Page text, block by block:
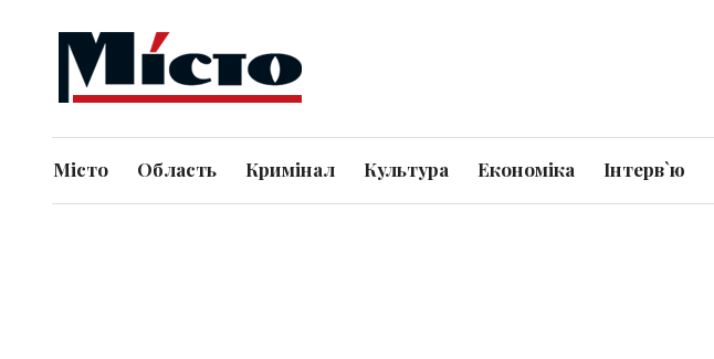
Місто Область Кримінал Культура Економіка Інтерв`ю